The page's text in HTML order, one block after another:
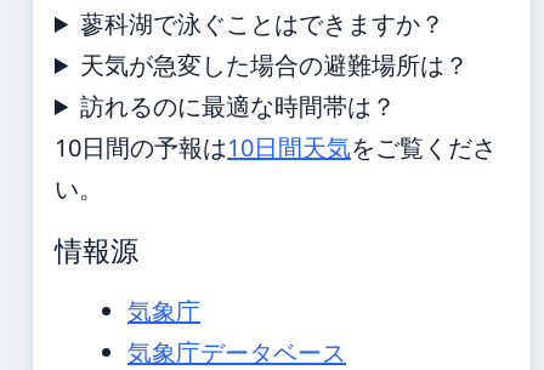
蓼科湖で泳ぐことはできますか？
天気が急変した場合の避難場所は？
訪れるのに最適な時間帯は？
10日間の予報は10日間天気をご覧くださ
い。
情報源
気象庁
気象庁データベース